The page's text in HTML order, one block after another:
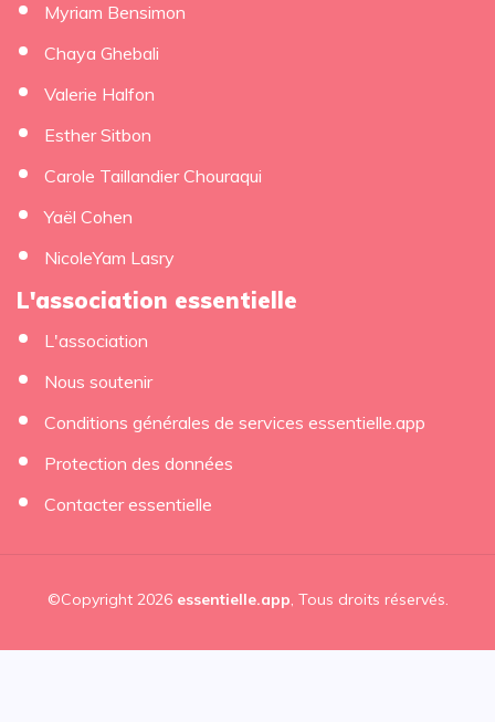
Myriam Bensimon
Chaya Ghebali
Valerie Halfon
Esther Sitbon
Carole Taillandier Chouraqui
Yaël Cohen
NicoleYam Lasry
L'association essentielle
L'association
Nous soutenir
Conditions générales de services essentielle.app
Protection des données
Contacter essentielle
©Copyright 2026 essentielle.app, Tous droits réservés.